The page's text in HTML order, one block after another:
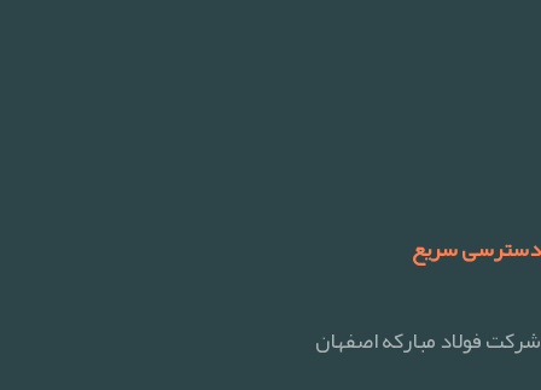
دسترسی سریع
شرکت فولاد مبارکه اصفهان